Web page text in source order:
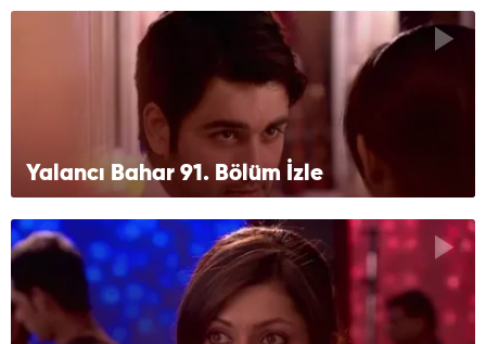
Yalancı Bahar 91. Bölüm İzle